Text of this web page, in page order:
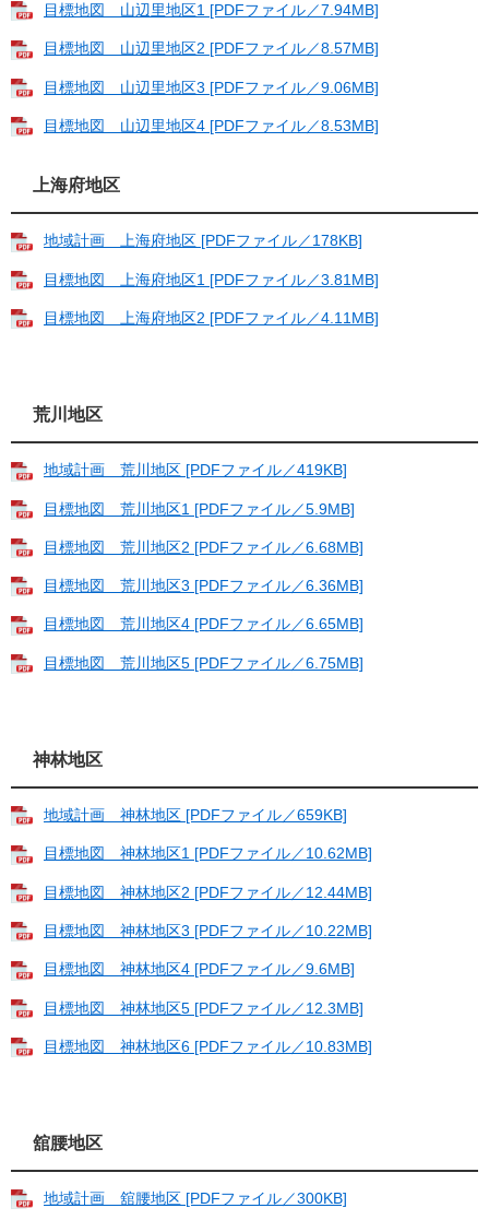
目標地図 山辺里地区1 [PDFファイル／7.94MB]
目標地図 山辺里地区2 [PDFファイル／8.57MB]
目標地図 山辺里地区3 [PDFファイル／9.06MB]
目標地図 山辺里地区4 [PDFファイル／8.53MB]
上海府地区
地域計画 上海府地区 [PDFファイル／178KB]
目標地図 上海府地区1 [PDFファイル／3.81MB]
目標地図 上海府地区2 [PDFファイル／4.11MB]
荒川地区
地域計画 荒川地区 [PDFファイル／419KB]
目標地図 荒川地区1 [PDFファイル／5.9MB]
目標地図 荒川地区2 [PDFファイル／6.68MB]
目標地図 荒川地区3 [PDFファイル／6.36MB]
目標地図 荒川地区4 [PDFファイル／6.65MB]
目標地図 荒川地区5 [PDFファイル／6.75MB]
神林地区
地域計画 神林地区 [PDFファイル／659KB]
目標地図 神林地区1 [PDFファイル／10.62MB]
目標地図 神林地区2 [PDFファイル／12.44MB]
目標地図 神林地区3 [PDFファイル／10.22MB]
目標地図 神林地区4 [PDFファイル／9.6MB]
目標地図 神林地区5 [PDFファイル／12.3MB]
目標地図 神林地区6 [PDFファイル／10.83MB]
舘腰地区
地域計画 舘腰地区 [PDFファイル／300KB]